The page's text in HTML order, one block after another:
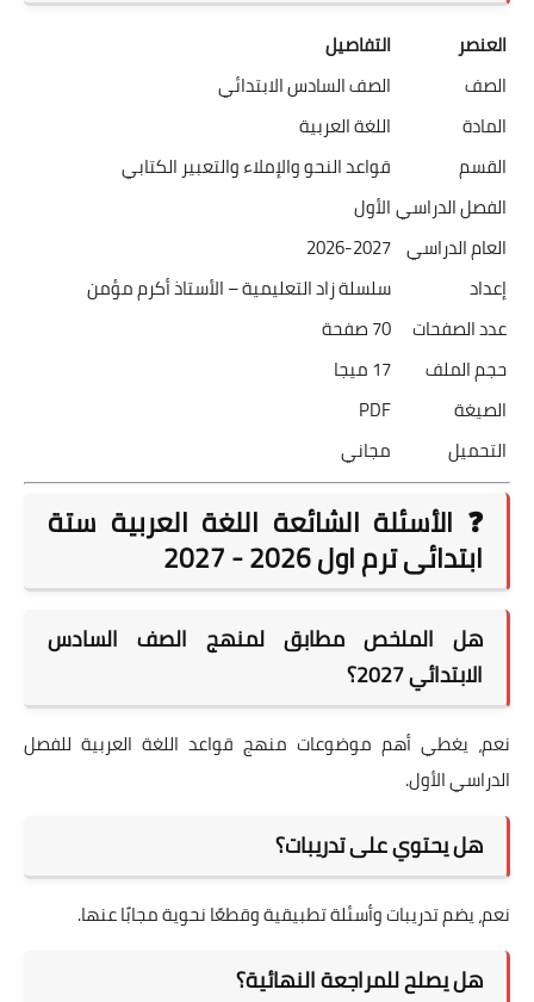
العنصر
التفاصيل
الصف
الصف السادس الابتدائي
المادة
اللغة العربية
القسم
قواعد النحو والإملاء والتعبير الكتابي
الفصل الدراسيالأول
العام الدراسي 2026-2027
إعداد
سلسلة زاد التعليمية – الأستاذ أكرم مؤمن
عدد الصفحات
70 صفحة
حجم الملف
17 ميجا
الصيغة
PDF
التحميل
مجاني
❓ الأسئلة الشائعة اللغة العربية ستة
ابتدائى ترم اول 2026 - 2027
هل الملخص مطابق لمنهج الصف السادس
الابتدائي 2027؟
نعم، يغطي أهم موضوعات منهج قواعد اللغة العربية للفصل
الدراسي الأول.
هل يحتوي على تدريبات؟
نعم، يضم تدريبات وأسئلة تطبيقية وقطعًا نحوية مجابًا عنها.
هل يصلح للمراجعة النهائية؟